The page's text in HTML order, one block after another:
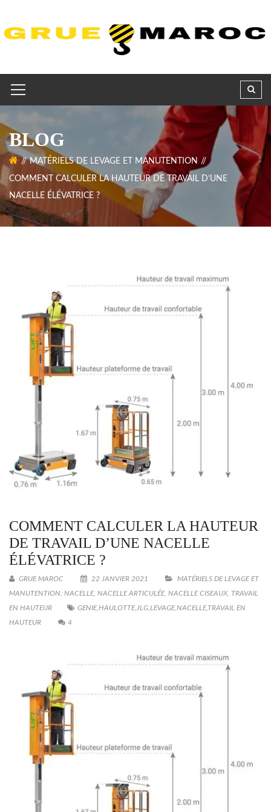
BLOG
MATÉRIELS DE LEVAGE ET MANUTENTION
COMMENT CALCULER LA HAUTEUR DE TRAVAIL D’UNE
NACELLE ÉLÉVATRICE ?
COMMENT CALCULER LA HAUTEUR
DE TRAVAIL D’UNE NACELLE
ÉLÉVATRICE ?
GRUE MAROC 22 JANVIER 2021
MATÉRIELS DE LEVAGE ET
MANUTENTION NACELLE, NACELLE ARTICULÉE, NACELLE CISEAUX TRAVAIL
EN HAUTEUR
GENIE,HAULOTTE, JLG LEVAGE,NACELLE,TRAVAIL EN
HAUTEUR
4